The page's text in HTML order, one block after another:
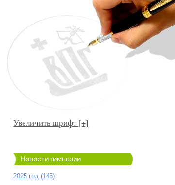
Увеличить шрифт [+]
Новости гимназии
2025 год (145)